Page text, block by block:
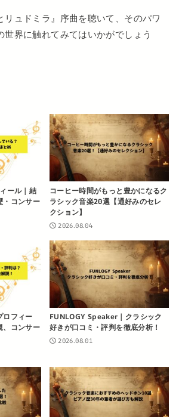
リュドミラ』序曲を聴いて、そのパワ
世界に触れてみてはいかがでしょう
ール｜結
・コンサー
コーヒー時間がもっと豊かになるク
ラシック音楽20選【通好みのセレ
クション】
2026.08.04
ロフィー
、コンサー
FUNLOGY Speaker｜クラシック
好きが口コミ・評判を徹底分析！
2026.08.01